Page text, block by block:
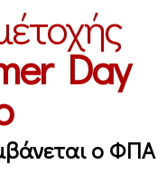
Day
ο ΦΠΑ